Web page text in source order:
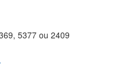
5377 ou 2409